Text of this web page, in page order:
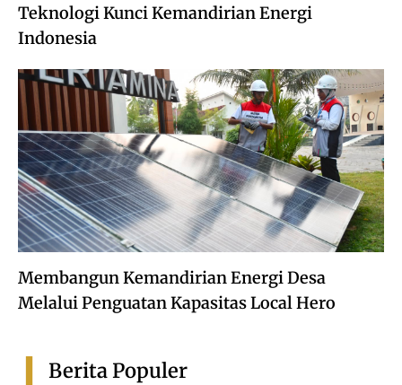
Teknologi Kunci Kemandirian Energi
Indonesia
Membangun Kemandirian Energi Desa
Melalui Penguatan Kapasitas Local Hero
Berita Populer